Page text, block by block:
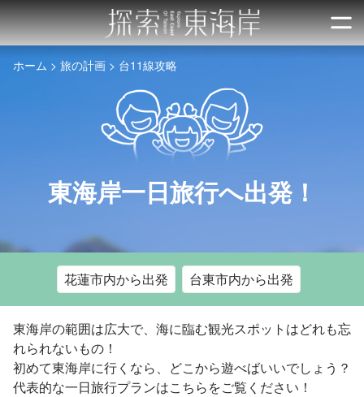
跳
到
主
開
ホーム 旅の計画 台11線攻略
東海岸一日旅行へ出発！
花蓮市内から出発 台東市内から出発
東海岸の範囲は広大で、海に臨む観光スポットはどれも忘
れられないもの！
初めて東海岸に行くなら、どこから遊べばいいでしょう？
代表的な一日旅行プランはこちらをご覧ください！